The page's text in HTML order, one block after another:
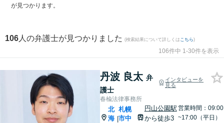
が見つかります。
106 人の弁護士が見つかりました (検索結果について詳しくは こちら)
106件中 1-30件を表示
丹波 良太 弁
護士
インタビューを
見る
春楡法律事務所
北
海 |
札幌
市中
円山公園駅
から徒歩3
営業時間：09:00
~17:00（平日）